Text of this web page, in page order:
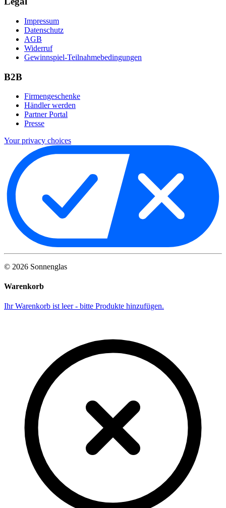
Impressum
Datenschutz
AGB
Widerruf
Gewinnspiel-Teilnahmebedingungen
B2B
Firmengeschenke
Händler werden
Partner Portal
Presse
Your privacy choices
© 2026 Sonnenglas
Warenkorb
Ihr Warenkorb ist leer - bitte Produkte hinzufügen.